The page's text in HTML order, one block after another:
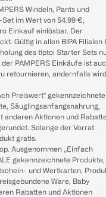
Windeln, Pants und
im Wert von 54.99 €,
Einkauf einlösbar. Der
Gültig in allen BIPA Filialen
des tiptoi Starter Sets
PAMPERS Einkäufe ist
retournieren, andernfalls wird
Preiswert" gekennzeichnete
Säuglingsanfangsnahrung,
Aktionen und
Solange der Vorrat
gratis.
Ausgenommen „Einfach
gekennzeichnete Produkte,
und Wertkarten,
Ware, Baby
Rabatten und Aktionen